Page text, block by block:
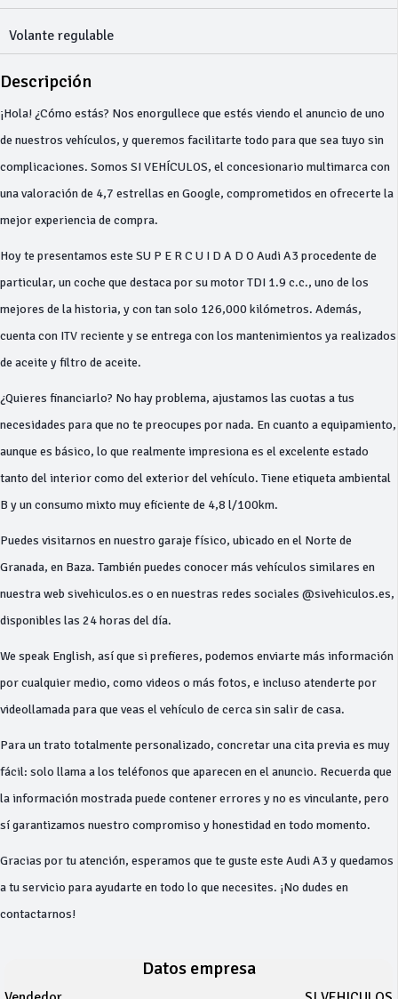
Volante regulable
Descripción
¡Hola! ¿Cómo estás? Nos enorgullece que estés viendo el anuncio de uno
de nuestros vehículos, y queremos facilitarte todo para que sea tuyo sin
complicaciones. Somos SI VEHÍCULOS, el concesionario multimarca con
una valoración de 4,7 estrellas en Google, comprometidos en ofrecerte la
mejor experiencia de compra.
Hoy te presentamos este SU P E R C U I D A D O Audi A3 procedente de
particular, un coche que destaca por su motor TDI 1.9 c.c., uno de los
mejores de la historia, y con tan solo 126,000 kilómetros. Además,
cuenta con ITV reciente y se entrega con los mantenimientos ya realizados
de aceite y filtro de aceite.
¿Quieres financiarlo? No hay problema, ajustamos las cuotas a tus
necesidades para que no te preocupes por nada. En cuanto a equipamiento,
aunque es básico, lo que realmente impresiona es el excelente estado
tanto del interior como del exterior del vehículo. Tiene etiqueta ambiental
B y un consumo mixto muy eficiente de 4,8 l/100km.
Puedes visitarnos en nuestro garaje físico, ubicado en el Norte de
Granada, en Baza. También puedes conocer más vehículos similares en
nuestra web sivehiculos.es o en nuestras redes sociales @sivehiculos.es,
disponibles las 24 horas del día.
We speak English, así que si prefieres, podemos enviarte más información
por cualquier medio, como videos o más fotos, e incluso atenderte por
videollamada para que veas el vehículo de cerca sin salir de casa.
Para un trato totalmente personalizado, concretar una cita previa es muy
fácil: solo llama a los teléfonos que aparecen en el anuncio. Recuerda que
la información mostrada puede contener errores y no es vinculante, pero
sí garantizamos nuestro compromiso y honestidad en todo momento.
Gracias por tu atención, esperamos que te guste este Audi A3 y quedamos
a tu servicio para ayudarte en todo lo que necesites. ¡No dudes en
contactarnos!
Datos empresa